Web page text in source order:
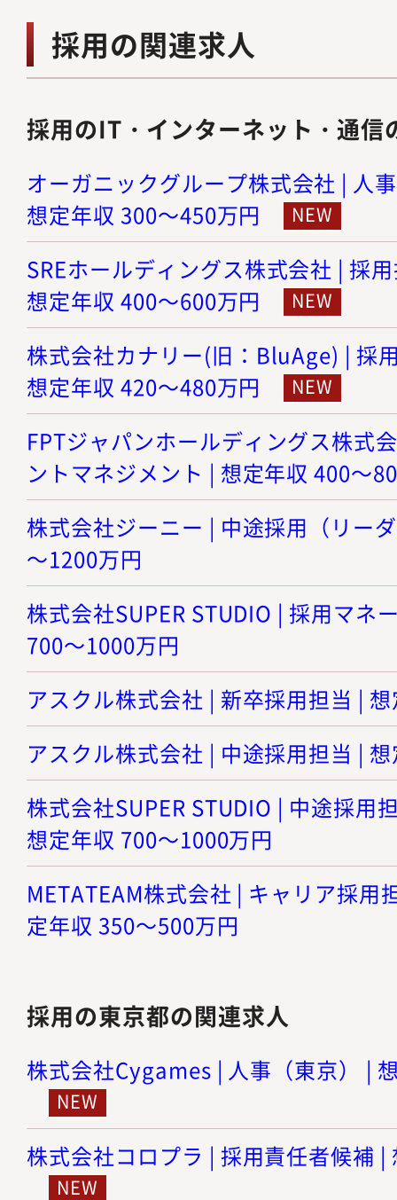
採用の関連求人
採用のIT・インターネット・通信
オーガニックグループ株式会社 | 人
想定年収 300～450万円
SREホールディングス株式会社 | 採
想定年収 400～600万円
株式会社カナリー(旧：BluAge) | 採
想定年収 420～480万円
FPTジャパンホールディングス株式
ントマネジメント | 想定年収 400～
株式会社ジーニー | 中途採用（リー
～1200万円
株式会社SUPER STUDIO | 採用マネ
700～1000万円
アスクル株式会社 | 新卒採用担当 |
アスクル株式会社 | 中途採用担当 |
株式会社SUPER STUDIO | 中途採用
想定年収 700～1000万円
METATEAM株式会社 | キャリア採用
定年収 350～500万円
採用の東京都の関連求人
株式会社Cygames | 人事（東京） |
株式会社コロプラ | 採用責任者候補